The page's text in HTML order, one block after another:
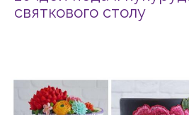
святкового столу